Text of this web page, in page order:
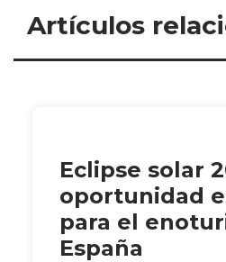
Artículos
Eclipse solar
oportunidad
para el
España